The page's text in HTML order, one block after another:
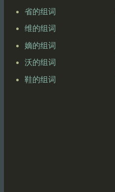
省的组词
维的组词
嫡的组词
沃的组词
鞋的组词